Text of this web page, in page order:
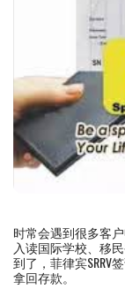
时常会遇到很多客
入读国际学校、移
到了，菲律宾SRRV
拿回存款。